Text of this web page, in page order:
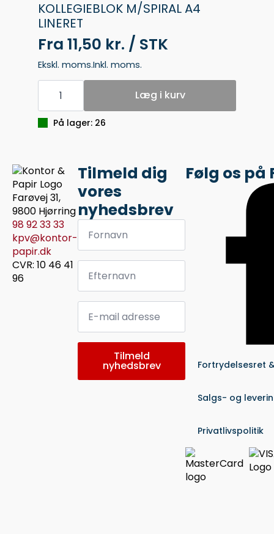
KOLLEGIEBLOK M/SPIRAL A4
LINERET
Fra 11,50 kr. / STK
Ekskl. moms.Inkl. moms.
KOLLEGIEBLOK
M/SPIRAL
LINERET
antal
Læg i kurv
På lager: 26
Farøvej 31,
9800 Hjørring
98 92 33 33
kpv@kontor-
papir.dk
CVR: 10 46 41
96
Tilmeld dig
vores
nyhedsbrev
Fornavn
Efternavn
Email
Tilmeld
nyhedsbrev
Følg os på
Fortrydelsesret
Salgs- og
Privatlivspolitik